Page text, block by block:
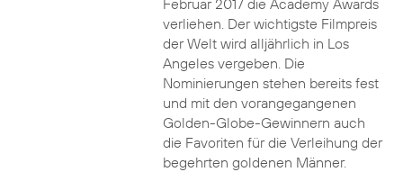
Februar 2017 die Academy Awards
verliehen. Der wichtigste Filmpreis
der Welt wird alljährlich in Los
Angeles vergeben. Die
Nominierungen stehen bereits fest
und mit den vorangegangenen
Golden-Globe-Gewinnern auch
die Favoriten für die Verleihung der
begehrten goldenen Männer.